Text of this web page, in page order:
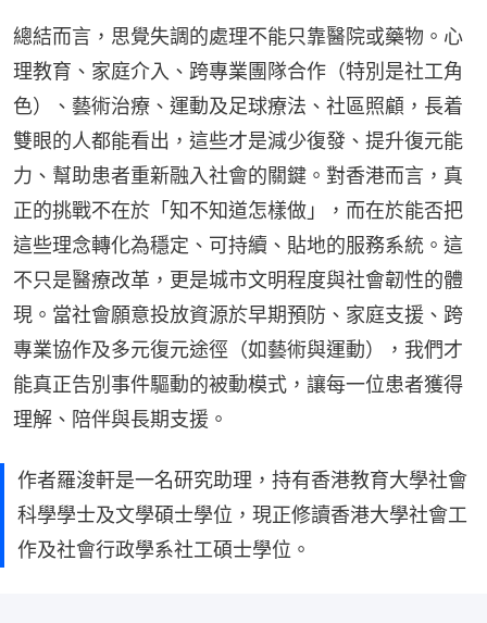
總結而言，思覺失調的處理不能只靠醫院或藥物。心
理教育、家庭介入、跨專業團隊合作（特別是社工角
色）、藝術治療、運動及足球療法、社區照顧，長着
雙眼的人都能看出，這些才是減少復發、提升復元能
力、幫助患者重新融入社會的關鍵。對香港而言，真
正的挑戰不在於「知不知道怎樣做」，而在於能否把
這些理念轉化為穩定、可持續、貼地的服務系統。這
不只是醫療改革，更是城市文明程度與社會韌性的體
現。當社會願意投放資源於早期預防、家庭支援、跨
專業協作及多元復元途徑（如藝術與運動），我們才
能真正告別事件驅動的被動模式，讓每一位患者獲得
理解、陪伴與長期支援。
作者羅浚軒是一名研究助理，持有香港教育大學社會
科學學士及文學碩士學位，現正修讀香港大學社會工
作及社會行政學系社工碩士學位。